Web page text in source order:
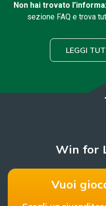
Non hai trovato
sezione FAQ e trova
LEGGI
Win for
Vuoi